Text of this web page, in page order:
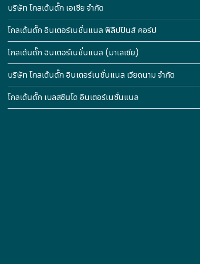
บริษัท โกลเด้นดั๊ก เอเชีย จำกัด
โกลเด้นดั๊ก อินเตอร์เนชั่นแนล ฟิลิปปินส์ คอร์ป
โกลเด้นดั๊ก อินเตอร์เนชั่นแนล (มาเลเซีย)
บริษัท โกลเด้นดั๊ก อินเตอร์เนชั่นแนล เวียดนาม จำกัด
โกลเด้นดั๊ก เบลสซินโด อินเตอร์เนชั่นแนล